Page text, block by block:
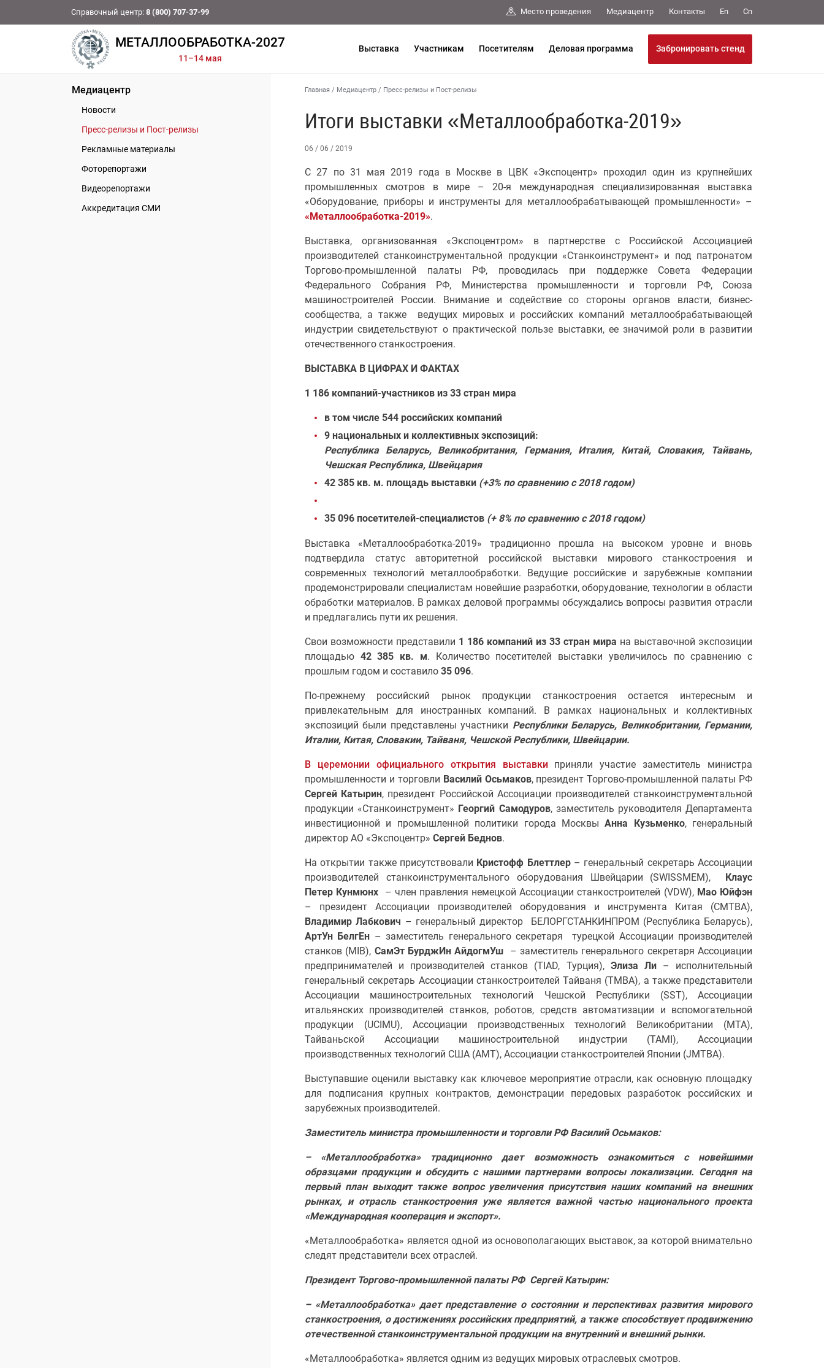
Справочный центр: 8 (800) 707-37-99 Место проведения Медиацентр Контакты En Cn
МЕТАЛЛООБРАБОТКА-2027
11–14 мая
Выставка Участникам Посетителям Деловая программа Забронировать стенд
Медиацентр
Новости
Пресс-релизы и Пост-релизы
Рекламные материалы
Фоторепортажи
Видеорепортажи
Аккредитация СМИ
Главная / Медиацентр / Пресс-релизы и Пост-релизы
Итоги выставки «Металлообработка-2019»
06 / 06 / 2019
С 27 по 31 мая 2019 года в Москве в ЦВК «Экспоцентр» проходил один из крупнейших
промышленных смотров в мире – 20-я международная специализированная выставка
«Оборудование, приборы и инструменты для металлообрабатывающей промышленности» –
«Металлообработка-2019».
Выставка, организованная «Экспоцентром» в партнерстве с Российской Ассоциацией
производителей станкоинструментальной продукции «Станкоинструмент» и под патронатом
Торгово-промышленной палаты РФ, проводилась при поддержке Совета Федерации
Федерального Собрания РФ, Министерства промышленности и торговли РФ, Союза
машиностроителей России. Внимание и содействие со стороны органов власти, бизнес-
сообщества, а также ведущих мировых и российских компаний металлообрабатывающей
индустрии свидетельствуют о практической пользе выставки, ее значимой роли в развитии
отечественного станкостроения.
ВЫСТАВКА В ЦИФРАХ И ФАКТАХ
1 186 компаний-участников из 33 стран мира
в том числе 544 российских компаний
9 национальных и коллективных экспозиций:
Республика Беларусь, Великобритания, Германия, Италия, Китай, Словакия, Тайвань,
Чешская Республика, Швейцария
42 385 кв. м. площадь выставки (+3% по сравнению с 2018 годом)
35 096 посетителей-специалистов (+ 8% по сравнению с 2018 годом)
Выставка «Металлообработка-2019» традиционно прошла на высоком уровне и вновь
подтвердила статус авторитетной российской выставки мирового станкостроения и
современных технологий металлообработки. Ведущие российские и зарубежные компании
продемонстрировали специалистам новейшие разработки, оборудование, технологии в области
обработки материалов. В рамках деловой программы обсуждались вопросы развития отрасли
и предлагались пути их решения.
Свои возможности представили 1 186 компаний из 33 стран мира на выставочной экспозиции
площадью 42 385 кв. м. Количество посетителей выставки увеличилось по сравнению с
прошлым годом и составило 35 096.
По-прежнему российский рынок продукции станкостроения остается интересным и
привлекательным для иностранных компаний. В рамках национальных и коллективных
экспозиций были представлены участники Республики Беларусь, Великобритании, Германии,
Италии, Китая, Словакии, Тайваня, Чешской Республики, Швейцарии.
В церемонии официального открытия выставкиприняли участие заместитель министра
промышленности и торговли Василий Осьмаков, президент Торгово-промышленной палаты РФ
Сергей Катырин, президент Российской Ассоциации производителей станкоинструментальной
продукции «Станкоинструмент» Георгий Самодуров, заместитель руководителя Департамента
инвестиционной и промышленной политики города МосквыАнна Кузьменко, генеральный
директор АО «Экспоцентр» Сергей Беднов.
На открытии также присутствовали Кристофф Блеттлер– генеральный секретарь Ассоциации
производителей станкоинструментального оборудования Швейцарии (SWISSMEM), Клаус
Петер Кунмюнх – член правления немецкой Ассоциации станкостроителей (VDW), Мао Юйфэн
– президент Ассоциации производителей оборудования и инструмента Китая (СMTBA),
Владимир Лабкович – генеральный директор БЕЛОРГСТАНКИНПРОМ (Республика Беларусь),
АртУн БелгЕн – заместитель генерального секретаря турецкой Ассоциации производителей
станков (MIB), СамЭт БурджИн АйдогмУш – заместитель генерального секретаря Ассоциации
предпринимателей и производителей станков (TIAD, Турция), Элиза Ли– исполнительный
генеральный секретарь Ассоциации станкостроителей Тайваня (TMBA), а также представители
Ассоциации машиностроительных технологий Чешской Республики (SST), Ассоциации
итальянских производителей станков, роботов, средств автоматизации и вспомогательной
продукции (UCIMU), Ассоциации производственных технологий Великобритании (MTA),
Тайваньской Ассоциации машиностроительной индустрии (TAMI), Ассоциации
производственных технологий США (AMT), Ассоциации станкостроителей Японии (JMTBA).
Выступавшие оценили выставку как ключевое мероприятие отрасли, как основную площадку
для подписания крупных контрактов, демонстрации передовых разработок российских и
зарубежных производителей.
Заместитель министра промышленности и торговли РФ Василий Осьмаков:
– «Металлообработка» традиционно дает возможность ознакомиться с новейшими
образцами продукции и обсудить с нашими партнерами вопросы локализации. Сегодня на
первый план выходит также вопрос увеличения присутствия наших компаний на внешних
рынках, и отрасль станкостроения уже является важной частью национального проекта
«Международная кооперация и экспорт».
«Металлообработка» является одной из основополагающих выставок, за которой внимательно
следят представители всех отраслей.
Президент Торгово-промышленной палаты РФ Сергей Катырин:
– «Металлообработка» дает представление о состоянии и перспективах развития мирового
станкостроения, о достижениях российских предприятий, а также способствует продвижению
отечественной станкоинструментальной продукции на внутренний и внешний рынки.
«Металлообработка» является одним из ведущих мировых отраслевых смотров.